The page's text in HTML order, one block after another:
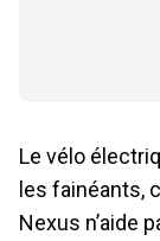
Le vélo
les fainéants,
Nexus n’aide